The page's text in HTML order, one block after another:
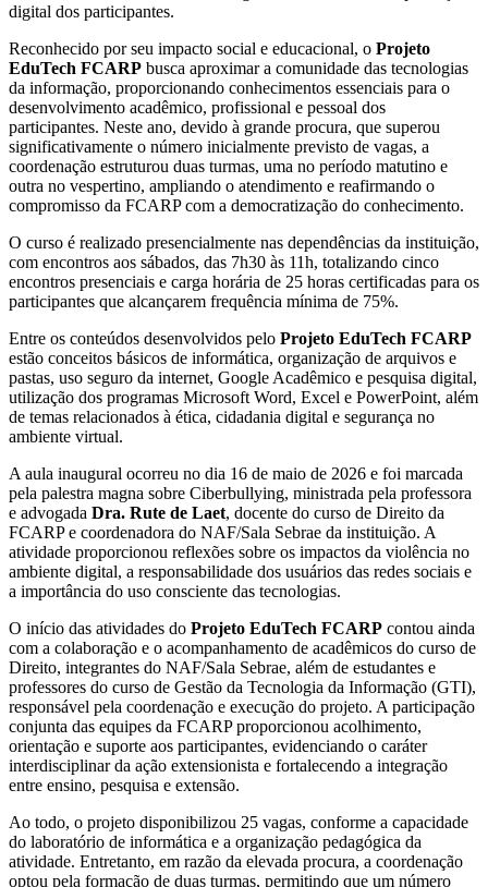
digital dos participantes.
Reconhecido por seu impacto social e educacional, o Projeto
EduTech FCARP busca aproximar a comunidade das tecnologias
da informação, proporcionando conhecimentos essenciais para o
desenvolvimento acadêmico, profissional e pessoal dos
participantes. Neste ano, devido à grande procura, que superou
significativamente o número inicialmente previsto de vagas, a
coordenação estruturou duas turmas, uma no período matutino e
outra no vespertino, ampliando o atendimento e reafirmando o
compromisso da FCARP com a democratização do conhecimento.
O curso é realizado presencialmente nas dependências da instituição,
com encontros aos sábados, das 7h30 às 11h, totalizando cinco
encontros presenciais e carga horária de 25 horas certificadas para os
participantes que alcançarem frequência mínima de 75%.
Entre os conteúdos desenvolvidos pelo Projeto EduTech FCARP
estão conceitos básicos de informática, organização de arquivos e
pastas, uso seguro da internet, Google Acadêmico e pesquisa digital,
utilização dos programas Microsoft Word, Excel e PowerPoint, além
de temas relacionados à ética, cidadania digital e segurança no
ambiente virtual.
A aula inaugural ocorreu no dia 16 de maio de 2026 e foi marcada
pela palestra magna sobre Ciberbullying, ministrada pela professora
e advogada Dra. Rute de Laet, docente do curso de Direito da
FCARP e coordenadora do NAF/Sala Sebrae da instituição. A
atividade proporcionou reflexões sobre os impactos da violência no
ambiente digital, a responsabilidade dos usuários das redes sociais e
a importância do uso consciente das tecnologias.
O início das atividades do Projeto EduTech FCARP contou ainda
com a colaboração e o acompanhamento de acadêmicos do curso de
Direito, integrantes do NAF/Sala Sebrae, além de estudantes e
professores do curso de Gestão da Tecnologia da Informação (GTI),
responsável pela coordenação e execução do projeto. A participação
conjunta das equipes da FCARP proporcionou acolhimento,
orientação e suporte aos participantes, evidenciando o caráter
interdisciplinar da ação extensionista e fortalecendo a integração
entre ensino, pesquisa e extensão.
Ao todo, o projeto disponibilizou 25 vagas, conforme a capacidade
do laboratório de informática e a organização pedagógica da
atividade. Entretanto, em razão da elevada procura, a coordenação
optou pela formação de duas turmas, permitindo que um número